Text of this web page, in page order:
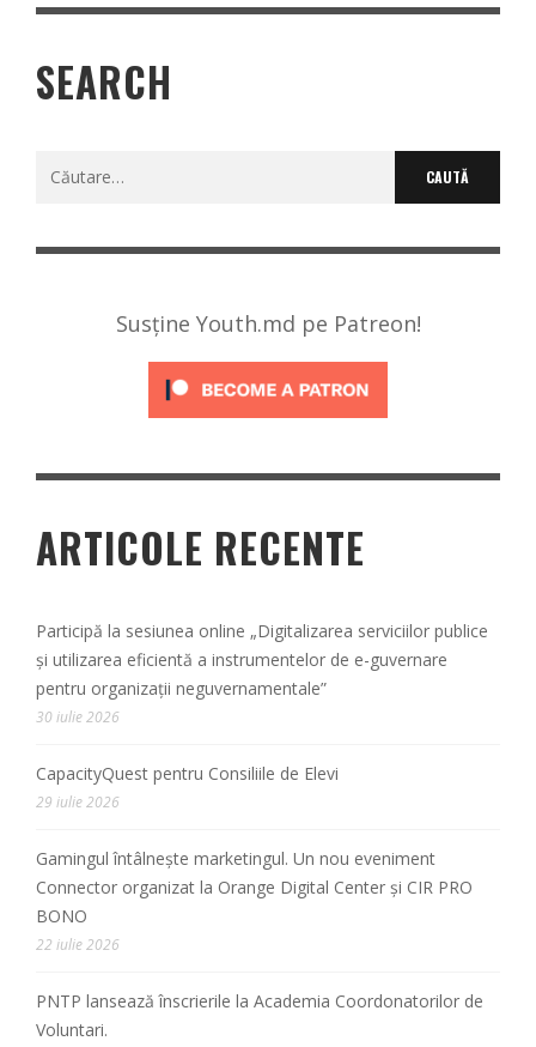
SEARCH
Caută
Susține Youth.md pe Patreon!
ARTICOLE RECENTE
Participă la sesiunea online „Digitalizarea serviciilor publice
și utilizarea eficientă a instrumentelor de e-guvernare
pentru organizații neguvernamentale”
30 iulie 2026
CapacityQuest pentru Consiliile de Elevi
29 iulie 2026
Gamingul întâlnește marketingul. Un nou eveniment
Connector organizat la Orange Digital Center și CIR PRO
BONO
22 iulie 2026
PNTP lansează înscrierile la Academia Coordonatorilor de
Voluntari.